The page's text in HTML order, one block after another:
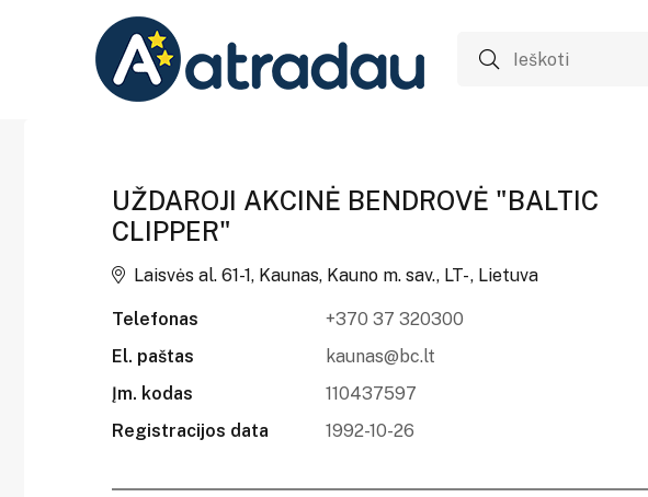
UŽDAROJI AKCINĖ BENDROVĖ "BALTIC
CLIPPER"
Laisvės al. 61-1, Kaunas, Kauno m. sav., LT- , Lietuva
Telefonas
+370 37 320300
El. paštas
kaunas@bc.lt
Įm. kodas
110437597
Registracijos data
1992-10-26